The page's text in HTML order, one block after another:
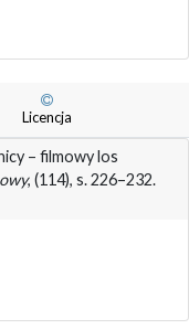
Licencja
– filmowy los
, (114), s. 226–232.